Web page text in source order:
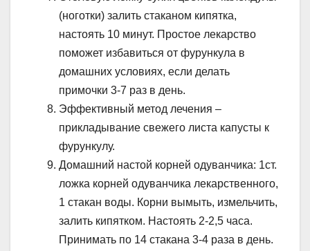
(ноготки) залить стаканом кипятка,
настоять 10 минут. Простое лекарство
поможет избавиться от фурункула в
домашних условиях, если делать
примочки 3-7 раз в день.
Эффективный метод лечения –
прикладывание свежего листа капусты к
фурункулу.
Домашний настой корней одуванчика: 1ст.
ложка корней одуванчика лекарственного,
1 стакан воды. Корни вымыть, измельчить,
залить кипятком. Настоять 2-2,5 часа.
Принимать по 14 стакана 3-4 раза в день.